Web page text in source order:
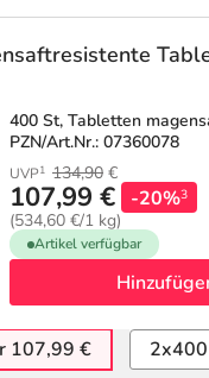
400 St, Tabletten
PZN/Art.Nr.: 07360078
UVP1 134,90 €
107,99 €
(534,60 €/1 kg)
-20%3
Artikel verfügbar
107,99 €